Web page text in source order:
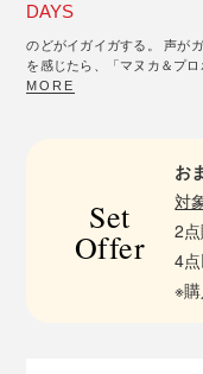
DAYS
のどがイガイガする。 声が
を感じたら、「マヌカ＆プ
MORE
Set
Offer
お
対
2
4
※